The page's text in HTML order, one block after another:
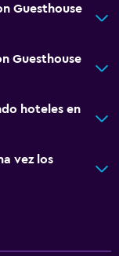
Guesthouse
Guesthouse
hoteles en
vez los